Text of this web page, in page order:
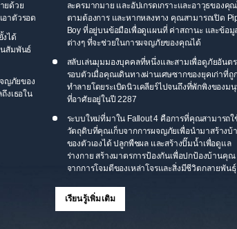
ยด้วย
าตัวรอด
ได้
สัมพันธ์
จญภัยของ
งเธอใน
ละครมากมาย และอัปเกรดเกราะและอาวุธของคุ
ตามต้องการ และหากหลงทาง คุณสามารถเปิด
Boy ที่อยู่บนข้อมือเพื่อดูแผนที่ ค่าสถานะ และข้อมู
ต่างๆ ที่จะช่วยในการผจญภัยของคุณได้
สลับเล่นมุมมองบุคคลที่หนึ่งและสามเพื่อดูภัยอันต
รอบตัวเมื่อคุณเดินทางผ่านเศษซากของยุคเก่าที่ถู
ทำลายโดยระเบิดนิวเคลียร์ไปจนถึงที่พักพิงของม
ที่อาศัยอยู่ในปี 2287
ระบบใหม่ที่มาใน Fallout 4 คือการที่คุณสามารถใ
วัตถุดิบที่คุณเก็บจากการผจญภัยเพื่อนำมาสร้างบ้
ของตัวเองได้ ปลูกพืชผล และสร้างปั๊มน้ำเพื่อดูแล
ร่างกาย สร้างมาตรการป้องกันเพื่อปกป้องบ้านคุณ
จากการโจมตีของเหล่าโจรและสิ่งมีชีวิตกลายพันธุ์
เรียนรู้เพิ่มเติม